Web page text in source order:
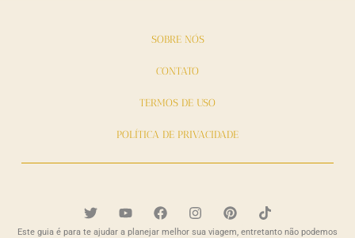
SOBRE NÓS
CONTATO
TERMOS DE USO
POLÍTICA DE PRIVACIDADE
Este guia é para te ajudar a planejar melhor sua viagem, entretanto não podemos